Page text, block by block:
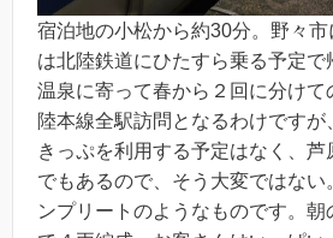
宿泊地の小松から約30分。野々
は北陸鉄道にひたすら乗る予定
温泉に寄って春から２回に分けて
陸本線全駅訪問となるわけですが
きっぷを利用する予定はなく、
でもあるので、そう大変ではない
ンプリートのようなものです。